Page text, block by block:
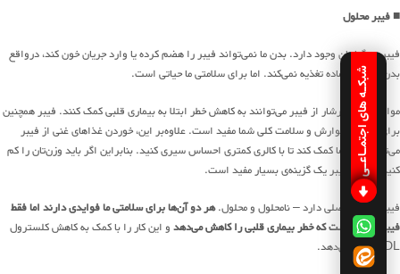
■ فیبر محلول
فیبر در گیاهان وجود دارد. بدن ما نمی‌تواند فیبر را هضم کرده یا وارد جریان خون کند، درواقع
بدن ما از این ماده تغذیه نمی‌کند. اما برای سلامتی ما حیاتی است.
مواد غذایی سرشار از فیبر می‌توانند به کاهش خطر ابتلا به بیماری قلبی کمک کنند. فیبر همچنین
برای دستگاه گوارش و سلامت کلی شما مفید است. علاوه‌بر این، خوردن غذاهای غنی از فیبر
می‌تواند به شما کمک کند تا با کالری کمتری احساس سیری کنید. بنابراین اگر باید وزن‌تان را کم
کنید مصرف فیبر یک گزینه‌ی بسیار مفید است.
فیبر دو نوع اصلی دارد – نامحلول و محلول.هر دو آن‌ها برای سلامتی ما فوایدی دارند اما فقط
فیبر محلول است که خطر بیماری قلبی را کاهش می‌دهدو این کار را با کمک به کاهش کلسترول
LDL انجام می‌دهد.
شبکـه های اجتمـاعـی